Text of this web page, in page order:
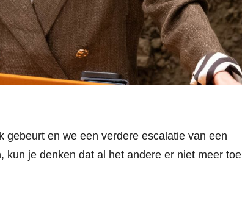
en we een verdere escalatie van een
je denken dat al het andere er niet meer toe